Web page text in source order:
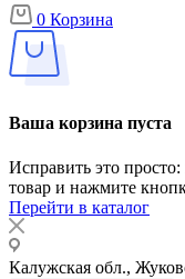
0 Корзина
Ваша корзина пуста
Исправить это
товар и нажмите
Перейти в каталог
Калужская обл.,